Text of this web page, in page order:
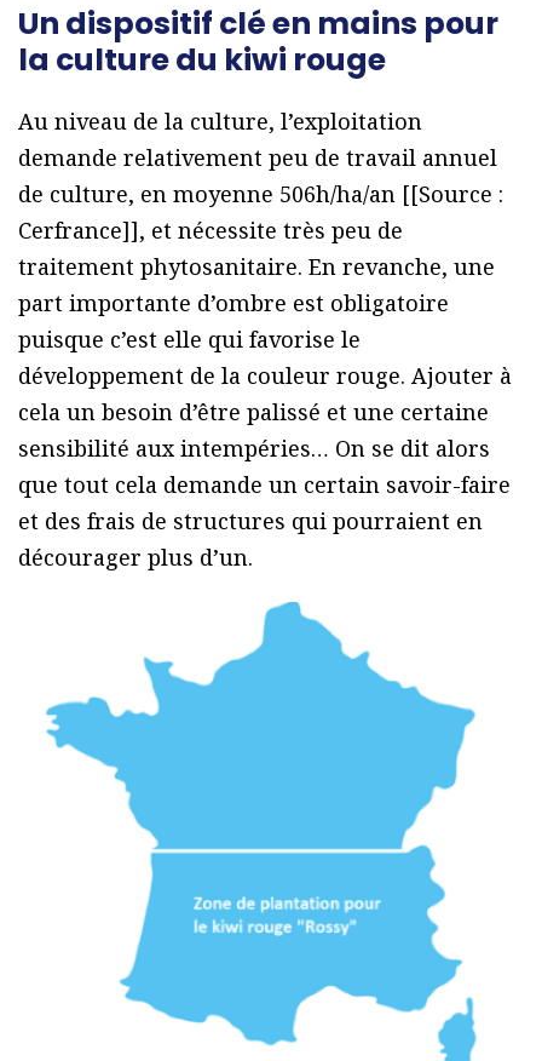
Un dispositif clé en mains pour
la culture du kiwi rouge
Au niveau de la culture, l’exploitation
demande relativement peu de travail annuel
de culture, en moyenne 506h/ha/an [[Source :
Cerfrance]], et nécessite très peu de
traitement phytosanitaire. En revanche, une
part importante d’ombre est obligatoire
puisque c’est elle qui favorise le
développement de la couleur rouge. Ajouter à
cela un besoin d’être palissé et une certaine
sensibilité aux intempéries… On se dit alors
que tout cela demande un certain savoir-faire
et des frais de structures qui pourraient en
décourager plus d’un.